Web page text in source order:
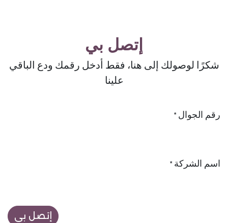
إتصل بي
شكرًا لوصولك إلى هنا، فقط أدخل رقمك ودع الباقي
علينا
رقم الجوال *
اسم الشركة *
إتصل بي